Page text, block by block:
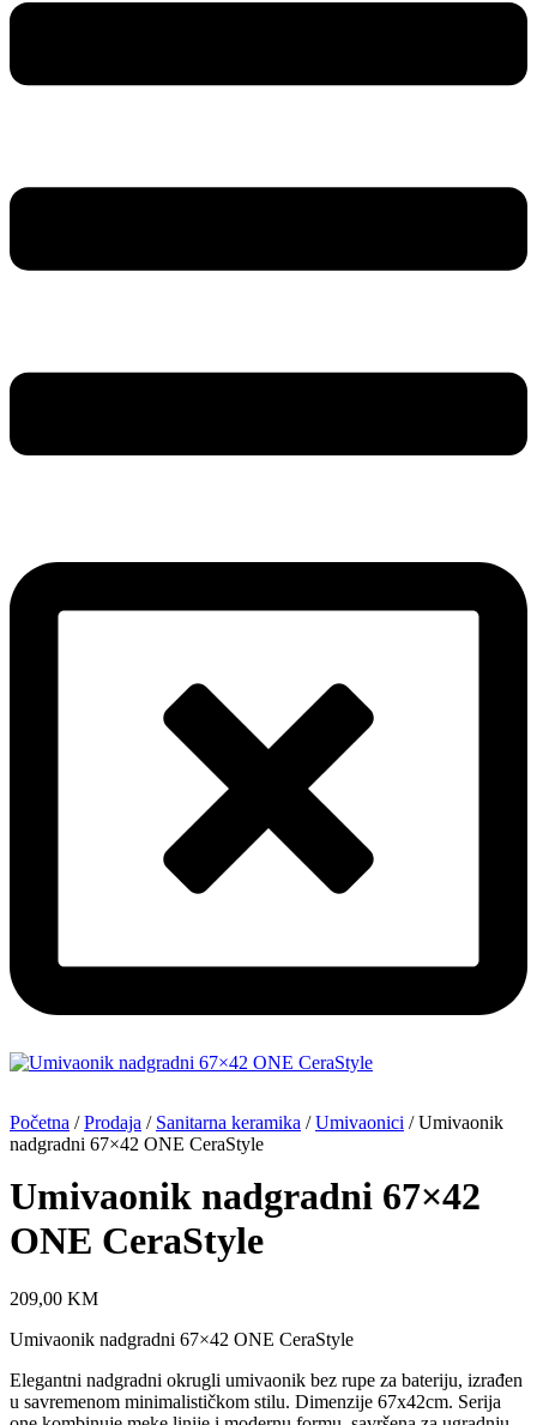
Početna /Prodaja / Sanitarna keramika /Umivaonici / Umivaonik
nadgradni 67×42 ONE CeraStyle
Umivaonik nadgradni 67×42
ONE CeraStyle
209,00 KM
Umivaonik nadgradni 67×42 ONE CeraStyle
Elegantni nadgradni okrugli umivaonik bez rupe za bateriju, izrađen
u savremenom minimalističkom stilu. Dimenzije 67x42cm. Serija